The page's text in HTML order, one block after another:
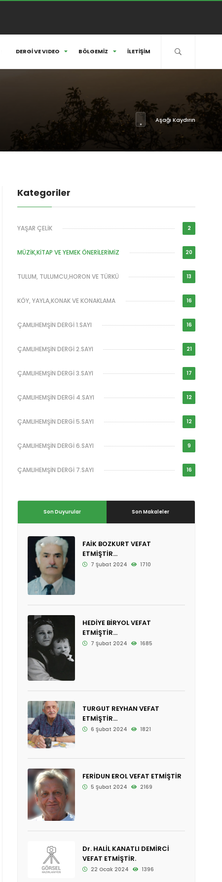
DERGİ VE VIDEO BÖLGEMİZ İLETİŞİM
Aşağı Kaydırın
Kategoriler
YAŞAR ÇELİK 2
MÜZİK,KİTAP VE YEMEK ÖNERİLERİMİZ 20
TULUM, TULUMCU,HORON VE TÜRKÜ 13
KÖY, YAYLA,KONAK VE KONAKLAMA 16
ÇAMLIHEMŞİN DERGİ 1.SAYI 16
ÇAMLIHEMŞİN DERGİ 2.SAYI 21
ÇAMLIHEMŞİN DERGİ 3.SAYI 17
ÇAMLIHEMŞİN DERGİ 4.SAYI 12
ÇAMLIHEMŞİN DERGİ 5.SAYI 12
ÇAMLIHEMŞİN DERGİ 6.SAYI 9
ÇAMLIHEMŞİN DERGİ 7.SAYI 16
Son Duyurular Son Makaleler
FAİK BOZKURT VEFAT
ETMİŞTİR...
7 Şubat 2024 1710
HEDİYE BİRYOL VEFAT
ETMİŞTİR...
7 Şubat 2024 1685
TURGUT REYHAN VEFAT
ETMİŞTİR...
6 Şubat 2024 1821
FERİDUN EROL VEFAT ETMİŞTİR
5 Şubat 2024 2169
Dr. HALİL KANATLI DEMİRCİ
VEFAT ETMİŞTİR.
22 Ocak 2024 1396